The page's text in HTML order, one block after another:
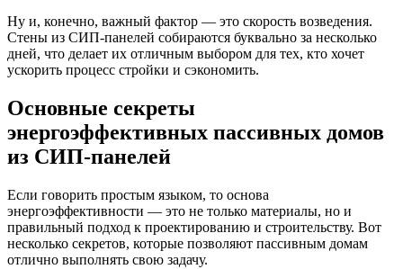
Ну и, конечно, важный фактор — это скорость возведения.
Стены из СИП-панелей собираются буквально за несколько
дней, что делает их отличным выбором для тех, кто хочет
ускорить процесс стройки и сэкономить.
Основные секреты
энергоэффективных пассивных домов
из СИП-панелей
Если говорить простым языком, то основа
энергоэффективности — это не только материалы, но и
правильный подход к проектированию и строительству. Вот
несколько секретов, которые позволяют пассивным домам
отлично выполнять свою задачу.